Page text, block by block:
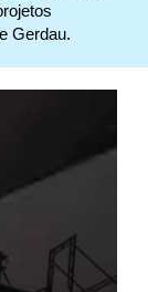
Gerdau.